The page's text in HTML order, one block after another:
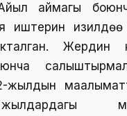
аймагы боюнча
иштерин
Жердин
жылдын